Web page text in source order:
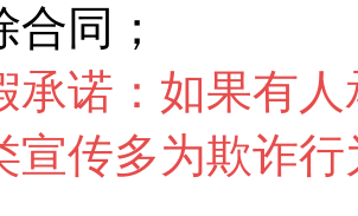
同；
承诺：如果有
宣传多为欺诈